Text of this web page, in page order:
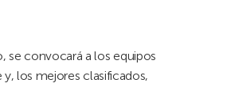
se convocará a los equipos
y, los mejores clasificados,